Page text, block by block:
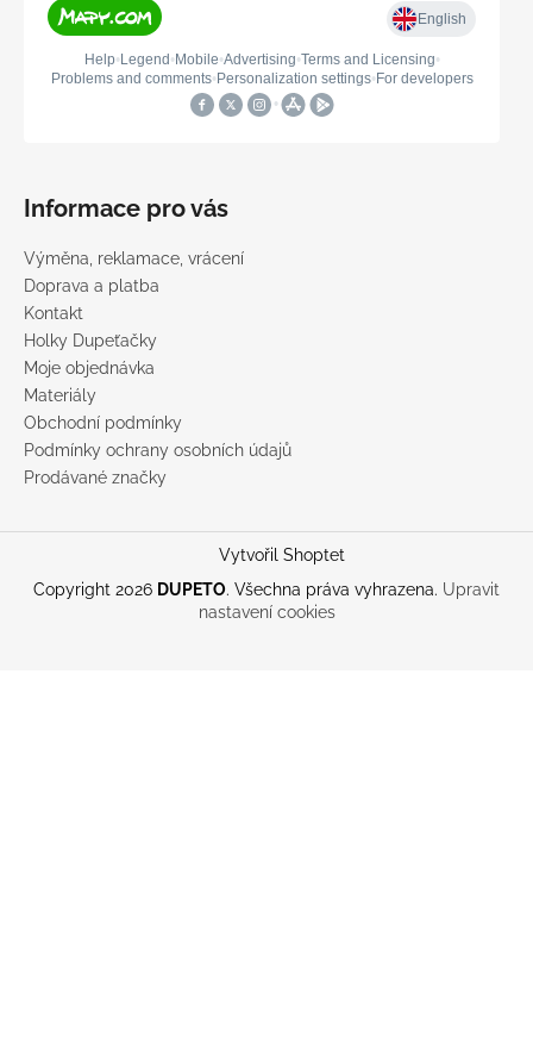
Informace pro vás
Výměna, reklamace, vrácení
Doprava a platba
Kontakt
Holky Dupeťačky
Moje objednávka
Materiály
Obchodní podmínky
Podmínky ochrany osobních údajů
Prodávané značky
Vytvořil Shoptet
Copyright 2026 DUPETO. Všechna práva vyhrazena. Upravit
nastavení cookies